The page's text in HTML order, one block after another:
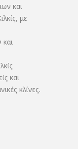
και
με
και
κλίνες.